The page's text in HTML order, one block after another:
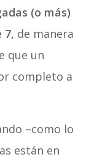
(o más)
7, de manera
que un
completo a
–como lo
están en